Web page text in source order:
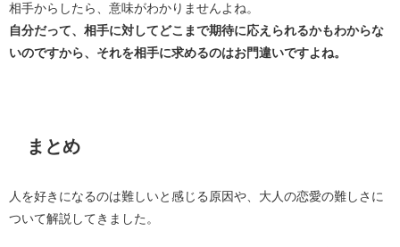
相手からしたら、意味がわかりませんよね。
自分だって、相手に対してどこまで期待に応えられるかもわからな
いのですから、それを相手に求めるのはお門違いですよね。
まとめ
人を好きになるのは難しいと感じる原因や、大人の恋愛の難しさに
ついて解説してきました。